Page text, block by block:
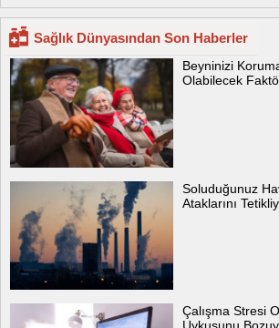
Sağlık Dünyasından Son Haberler
Beyninizi
Olabilecek
Soluduğunuz
Ataklarını
Çalışma Stresi
Uykusunu